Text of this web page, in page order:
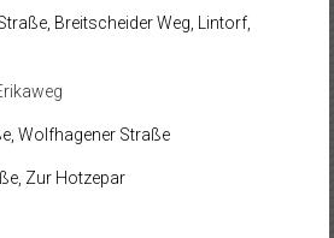
Breitscheider Weg, Lintorf,
Wolfhagener Straße
Zur Hotzepar